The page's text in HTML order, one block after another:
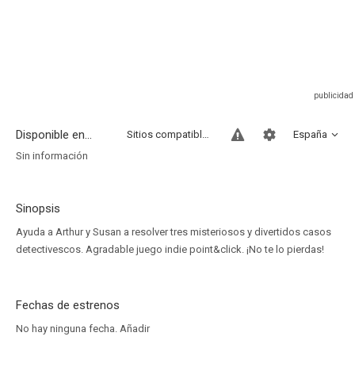
Disponible en... España
Sitios compatibles
Sin información
Sinopsis
Ayuda a Arthur y Susan a resolver tres misteriosos y divertidos casos
detectivescos. Agradable juego indie point&click. ¡No te lo pierdas!
Fechas de estrenos
No hay ninguna fecha. Añadir